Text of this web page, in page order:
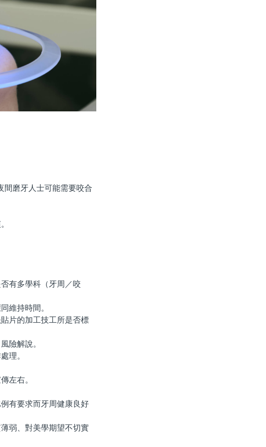
磨牙人士可能需要咬合
有多學科（牙周／咬
維持時間。
片的加工技工所是否標
險解說。
理。
左右。
有要求而牙周健康良好
弱、對美學期望不切實